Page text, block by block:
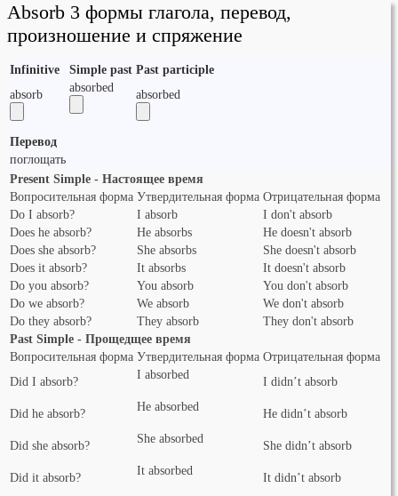
Absorb 3 формы глагола, перевод,
произношение и спряжение
Infinitive Simple past Past participle
absorb
absorbed
absorbed
Перевод
поглощать
Present Simple - Настоящее время
Вопросительная форма Утвердительная форма Отрицательная форма
Do I absorb?
I absorb
I don't absorb
Does he absorb?
He absorbs
He doesn't absorb
Does she absorb?
She absorbs
She doesn't absorb
Does it absorb?
It absorbs
It doesn't absorb
Do you absorb?
You absorb
You don't absorb
Do we absorb?
We absorb
We don't absorb
Do they absorb?
They absorb
They don't absorb
Past Simple - Прощедщее время
Вопросительная форма Утвердительная форма Отрицательная форма
Did I absorb?
I absorbed
I didn’t absorb
Did he absorb?
He absorbed
He didn’t absorb
Did she absorb?
She absorbed
She didn’t absorb
Did it absorb?
It absorbed
It didn’t absorb